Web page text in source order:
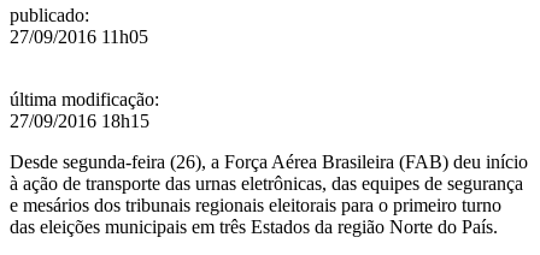
publicado:
27/09/2016 11h05
última modificação:
27/09/2016 18h15
Desde segunda-feira (26), a Força Aérea Brasileira (FAB) deu início
à ação de transporte das urnas eletrônicas, das equipes de segurança
e mesários dos tribunais regionais eleitorais para o primeiro turno
das eleições municipais em três Estados da região Norte do País.